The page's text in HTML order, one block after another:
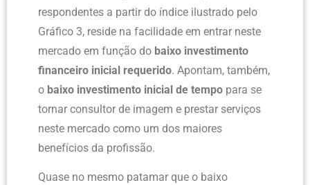
respondentes a partir do índice ilustrado pelo
Gráfico 3, reside na facilidade em entrar neste
mercado em função do baixo investimento
financeiro inicial requerido. Apontam, também,
o baixo investimento inicial de tempo para se
tornar consultor de imagem e prestar serviços
neste mercado como um dos maiores
benefícios da profissão.
Quase no mesmo patamar que o baixo